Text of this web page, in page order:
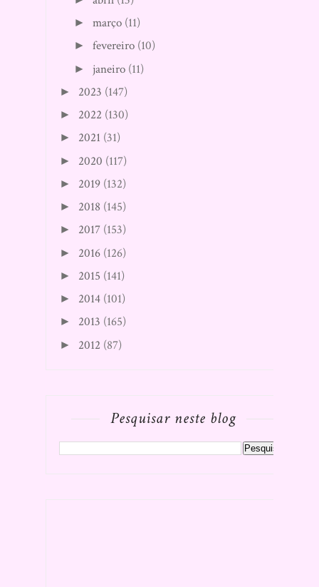
►março (11)
►fevereiro (10)
► janeiro (11)
► 2023 (147)
► 2022 (130)
► 2021 (31)
► 2020 (117)
► 2019 (132)
► 2018 (145)
► 2017 (153)
► 2016 (126)
► 2015 (141)
► 2014 (101)
► 2013 (165)
► 2012 (87)
Pesquisar neste blog